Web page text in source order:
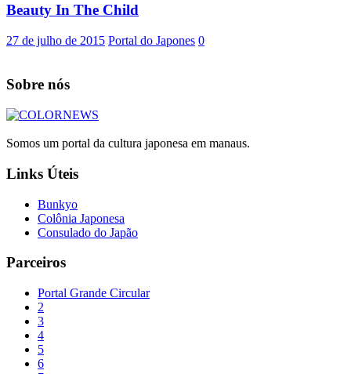
Beauty In The Child
27 de julho de 2015 Portal do Japones 0
Sobre nós
Somos um portal da cultura japonesa em manaus.
Links Úteis
Bunkyo
Colônia Japonesa
Consulado do Japão
Parceiros
Portal Grande Circular
2
3
4
5
6